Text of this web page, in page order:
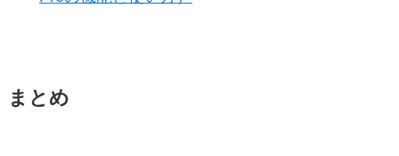
まとめ